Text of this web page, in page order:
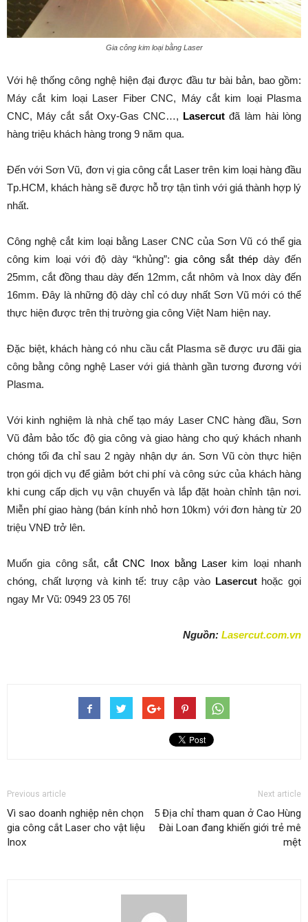
Gia công kim loại bằng Laser
Với hệ thống công nghệ hiện đại được đầu tư bài bản, bao gồm:
Máy cắt kim loại Laser Fiber CNC, Máy cắt kim loại Plasma
CNC, Máy cắt sắt Oxy-Gas CNC…, Lasercut đã làm hài lòng
hàng triệu khách hàng trong 9 năm qua.
Đến với Sơn Vũ, đơn vị gia công cắt Laser trên kim loại hàng đầu
Tp.HCM, khách hàng sẽ được hỗ trợ tận tình với giá thành hợp lý
nhất.
Công nghệ cắt kim loại bằng Laser CNC của Sơn Vũ có thể gia
công kim loại với độ dày “khủng”:gia công sắt thép dày đến
25mm, cắt đồng thau dày đến 12mm, cắt nhôm và Inox dày đến
16mm. Đây là những độ dày chỉ có duy nhất Sơn Vũ mới có thể
thực hiện được trên thị trường gia công Việt Nam hiện nay.
Đặc biệt, khách hàng có nhu cầu cắt Plasma sẽ được ưu đãi gia
công bằng công nghệ Laser với giá thành gần tương đương với
Plasma.
Với kinh nghiệm là nhà chế tạo máy Laser CNC hàng đầu, Sơn
Vũ đảm bảo tốc độ gia công và giao hàng cho quý khách nhanh
chóng tối đa chỉ sau 2 ngày nhận dự án. Sơn Vũ còn thực hiện
trọn gói dịch vụ để giảm bớt chi phí và công sức của khách hàng
khi cung cấp dịch vụ vận chuyển và lắp đặt hoàn chỉnh tận nơi.
Miễn phí giao hàng (bán kính nhỏ hơn 10km) với đơn hàng từ 20
triệu VNĐ trở lên.
Muốn gia công sắt,cắt CNC Inox bằng Laser kim loại nhanh
chóng, chất lượng và kinh tế: truy cập vào Lasercut hoặc gọi
ngay Mr Vũ: 0949 23 05 76!
Nguồn: Lasercut.com.vn
Previous article
Vì sao doanh nghiệp nên chọn
gia công cắt Laser cho vật liệu
Inox
Next article
5 Địa chỉ tham quan ở Cao Hùng
Đài Loan đang khiến giới trẻ mê
mệt